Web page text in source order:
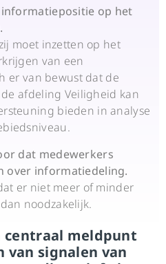
op het
moet inzetten op het
van een
er van bewust dat de
afdeling Veiligheid kan
bieden in analyse
dat medewerkers
over informatiedeling.
er niet meer of minder
noodzakelijk.
centraal meldpunt
signalen van